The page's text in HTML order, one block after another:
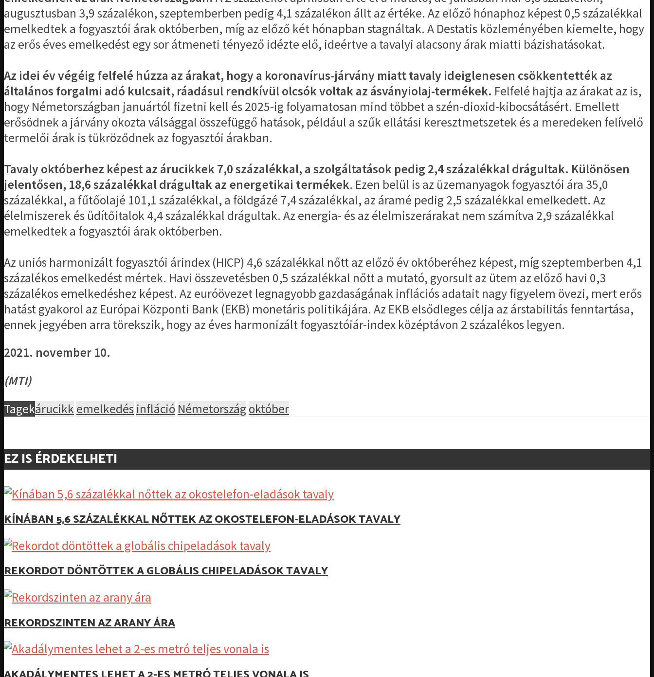
augusztusban 3,9 százalékon, szeptemberben pedig 4,1 százalékon állt az értéke. Az előző hónaphoz képest 0,5 százalékkal
emelkedtek a fogyasztói árak októberben, míg az előző két hónapban stagnáltak. A Destatis közleményében kiemelte, hogy
az erős éves emelkedést egy sor átmeneti tényező idézte elő, ideértve a tavalyi alacsony árak miatti bázishatásokat.
Az idei év végéig felfelé húzza az árakat, hogy a koronavírus-járvány miatt tavaly ideiglenesen csökkentették az
általános forgalmi adó kulcsait, ráadásul rendkívül olcsók voltak az ásványiolaj-termékek. Felfelé hajtja az árakat az is,
hogy Németországban januártól fizetni kell és 2025-ig folyamatosan mind többet a szén-dioxid-kibocsátásért. Emellett
erősödnek a járvány okozta válsággal összefüggő hatások, például a szűk ellátási keresztmetszetek és a meredeken felívelő
termelői árak is tükröződnek az fogyasztói árakban.
Tavaly októberhez képest az árucikkek 7,0 százalékkal, a szolgáltatások pedig 2,4 százalékkal drágultak. Különösen
jelentősen, 18,6 százalékkal drágultak az energetikai termékek. Ezen belül is az üzemanyagok fogyasztói ára 35,0
százalékkal, a fűtőolajé 101,1 százalékkal, a földgázé 7,4 százalékkal, az áramé pedig 2,5 százalékkal emelkedett. Az
élelmiszerek és üdítőitalok 4,4 százalékkal drágultak. Az energia- és az élelmiszerárakat nem számítva 2,9 százalékkal
emelkedtek a fogyasztói árak októberben.
Az uniós harmonizált fogyasztói árindex (HICP) 4,6 százalékkal nőtt az előző év októberéhez képest, míg szeptemberben 4,1
százalékos emelkedést mértek. Havi összevetésben 0,5 százalékkal nőtt a mutató, gyorsult az ütem az előző havi 0,3
százalékos emelkedéshez képest. Az euróövezet legnagyobb gazdaságának inflációs adatait nagy figyelem övezi, mert erős
hatást gyakorol az Európai Központi Bank (EKB) monetáris politikájára. Az EKB elsődleges célja az árstabilitás fenntartása,
ennek jegyében arra törekszik, hogy az éves harmonizált fogyasztóiár-index középtávon 2 százalékos legyen.
2021. november 10.
(MTI)
Tagekárucikkemelkedés infláció Németországoktóber
EZ IS ÉRDEKELHETI
KÍNÁBAN 5,6 SZÁZALÉKKAL NŐTTEK AZ OKOSTELEFON-ELADÁSOK TAVALY
REKORDOT DÖNTÖTTEK A GLOBÁLIS CHIPELADÁSOK TAVALY
REKORDSZINTEN AZ ARANY ÁRA